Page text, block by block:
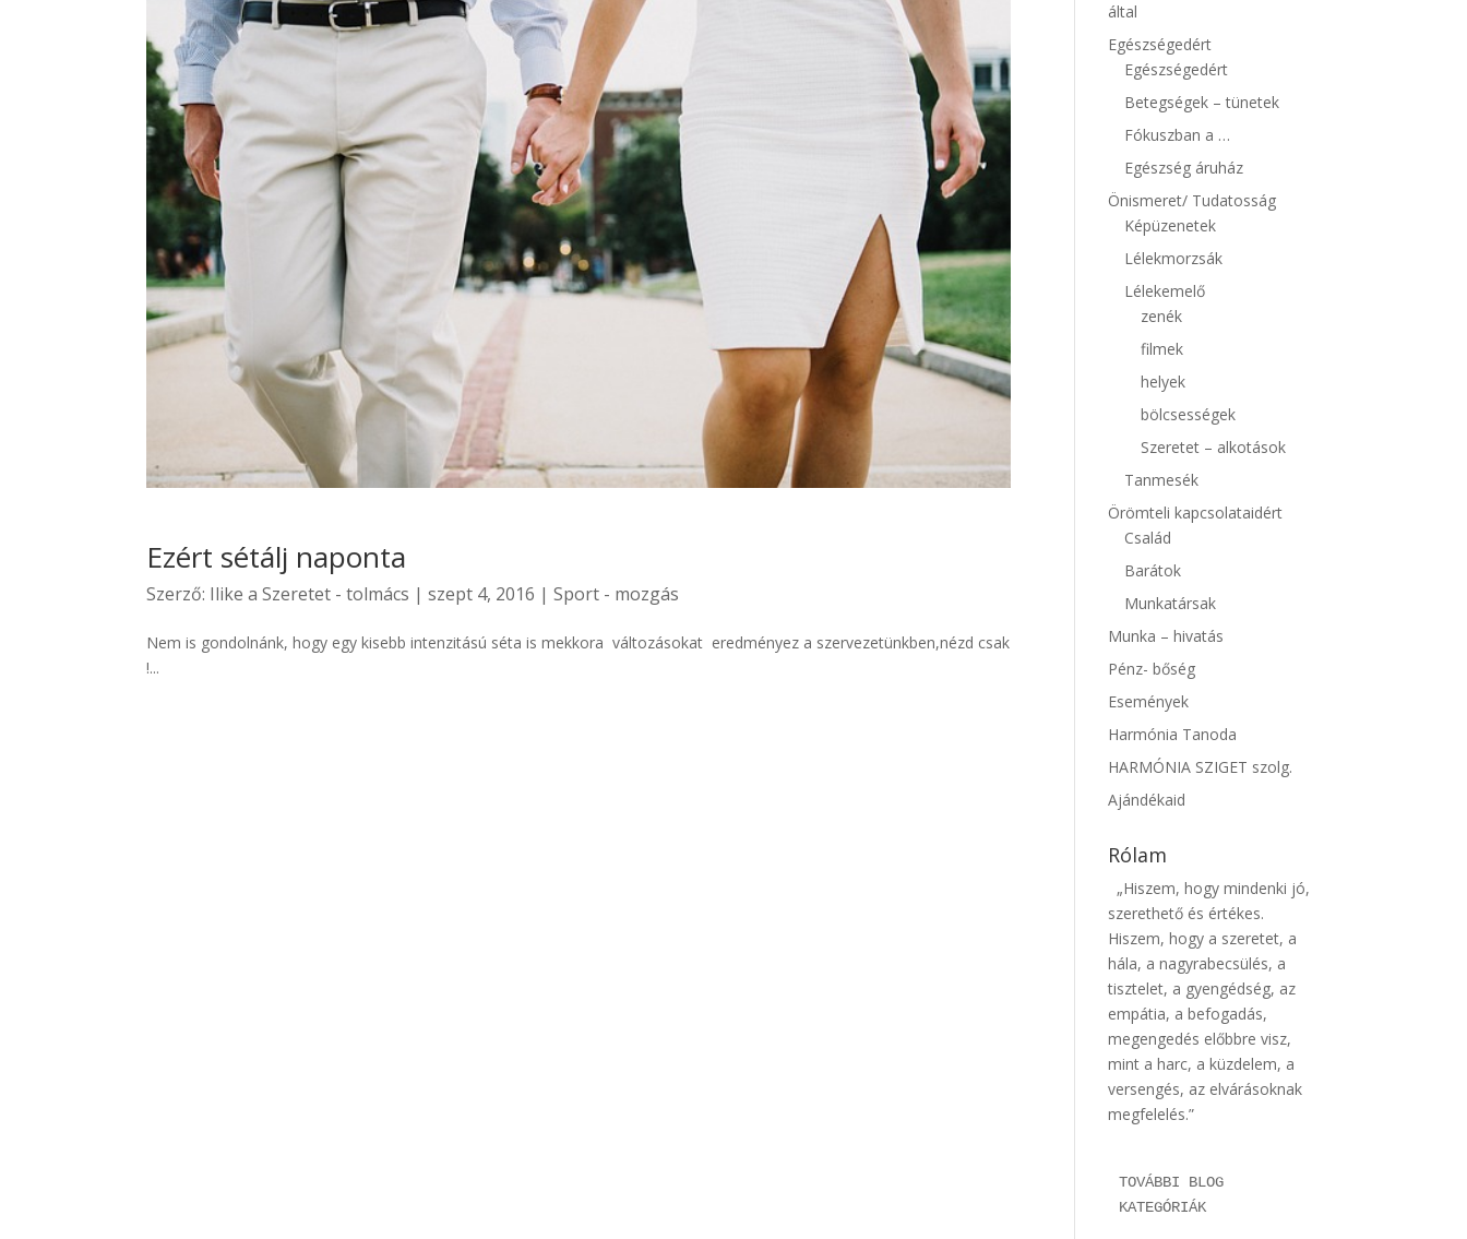
Ezért sétálj naponta
Szerző: Ilike a Szeretet - tolmács |szept 4, 2016 |Sport - mozgás
Nem is gondolnánk, hogy egy kisebb intenzitású séta is mekkora változásokat eredményez a szervezetünkben,nézd csak
!...
által
Egészségedért
Egészségedért
Betegségek – tünetek
Fókuszban a …
Egészség áruház
Önismeret/ Tudatosság
Képüzenetek
Lélekmorzsák
Lélekemelő
zenék
filmek
helyek
bölcsességek
Szeretet – alkotások
Tanmesék
Örömteli kapcsolataidért
Család
Barátok
Munkatársak
Munka – hivatás
Pénz- bőség
Események
Harmónia Tanoda
HARMÓNIA SZIGET szolg.
Ajándékaid
Rólam
„Hiszem, hogy mindenki jó,
szerethető és értékes.
Hiszem, hogy a szeretet, a
hála, a nagyrabecsülés, a
tisztelet, a gyengédség, az
empátia, a befogadás,
megengedés előbbre visz,
mint a harc, a küzdelem, a
versengés, az elvárásoknak
megfelelés.”
TOVÁBBI BLOG
KATEGÓRIÁK